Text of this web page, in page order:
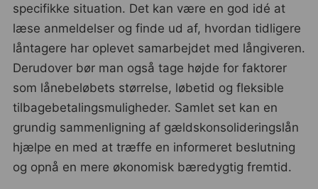
specifikke situation. Det kan være en god idé at
læse anmeldelser og finde ud af, hvordan tidligere
låntagere har oplevet samarbejdet med långiveren.
Derudover bør man også tage højde for faktorer
som lånebeløbets størrelse, løbetid og fleksible
tilbagebetalingsmuligheder. Samlet set kan en
grundig sammenligning af gældskonsolideringslån
hjælpe en med at træffe en informeret beslutning
og opnå en mere økonomisk bæredygtig fremtid.